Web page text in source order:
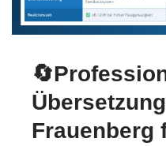
Frauenberg